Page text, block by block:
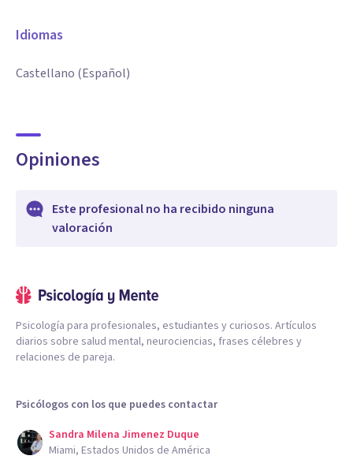
Idiomas
Castellano (Español)
Opiniones
Este profesional no ha recibido ninguna
valoración
Psicología para profesionales, estudiantes y curiosos. Artículos
diarios sobre salud mental, neurociencias, frases célebres y
relaciones de pareja.
Psicólogos con los que puedes contactar
Sandra Milena Jimenez Duque
Miami, Estados Unidos de América